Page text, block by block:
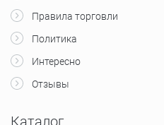
Правила торговли
Политика
Интересно
Отзывы
Каталог